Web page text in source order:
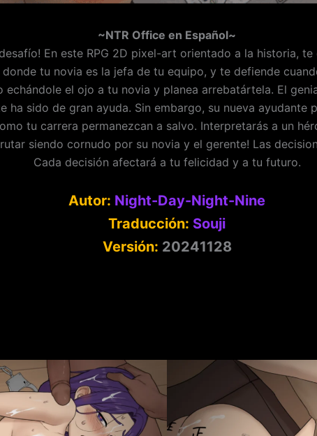
~NTR Office en Español~
En este RPG 2D pixel-art orientado a la historia,
tu novia es la jefa de tu equipo, y te defiende
el ojo a tu novia y planea arrebatártela. El
ha sido de gran ayuda. Sin embargo, su nueva
tu carrera permanezcan a salvo. Interpretarás a un
siendo cornudo por su novia y el gerente! Las
Cada decisión afectará a tu felicidad y a tu futuro.
Autor: Night-Day-Night-Nine
Traducción: Souji
Versión: 20241128